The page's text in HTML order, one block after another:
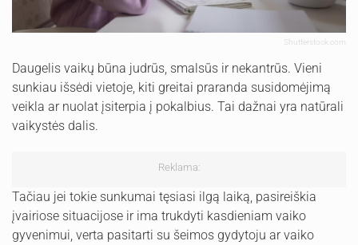
Shutterstock.com
Daugelis vaikų būna judrūs, smalsūs ir nekantrūs. Vieni
sunkiau išsėdi vietoje, kiti greitai praranda susidomėjimą
veikla ar nuolat įsiterpia į pokalbius. Tai dažnai yra natūrali
vaikystės dalis.
Reklama:
Tačiau jei tokie sunkumai tęsiasi ilgą laiką, pasireiškia
įvairiose situacijose ir ima trukdyti kasdieniam vaiko
gyvenimui, verta pasitarti su šeimos gydytoju ar vaiko